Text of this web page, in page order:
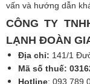
vấn và hướng dẫn
CÔNG TY
LẠNH ĐOÀN
Địa chỉ: 141/1
Mã số thuế:
Hotline: 093 789